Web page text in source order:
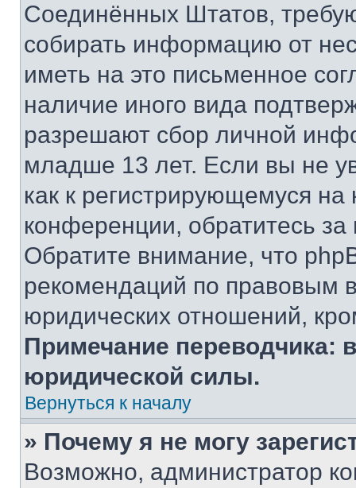
Соединённых Штатов,
собирать информацию от
иметь на это письменное
наличие иного вида
разрешают сбор личной
младше 13 лет. Если вы не
как к регистрирующемуся
конференции, обратитесь
Обратите внимание, что
рекомендаций по правовым
юридических отношений,
Примечание переводчика:
юридической силы.
Вернуться к началу
» Почему я не могу
Возможно, администратор